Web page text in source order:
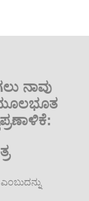
ನಾವು
ಎಂಬುದನ್ನು